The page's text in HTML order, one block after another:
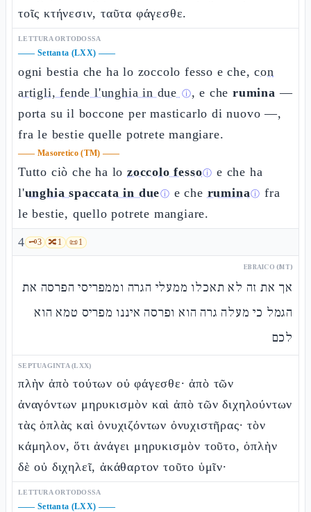
τοῖς κτήνεσιν, ταῦτα φάγεσθε.
LETTURA ORTODOSSA
—— Settanta (LXX) ——
ogni bestia che ha lo zoccolo fesso e che,con
artigli, fende l'unghia in due ⓘ, e cherumina —
porta su il boccone per masticarlo di nuovo —,
fra le bestie quelle potrete mangiare.
—— Masoretico (TM) ——
Tutto ciò che ha lo zoccolo fessoⓘ e che ha
l'unghia spaccata in dueⓘ e che ruminaⓘ fra
le bestie, quello potrete mangiare.
4 🗝️3 🔀1 📜1
EBRAICO (MT)
אך את זה לא תאכלו ממעלי הגרה וממפריסי הפרסה את
הגמל כי מעלה גרה הוא ופרסה איננו מפריס טמא הוא
לכם
SEPTUAGINTA (LXX)
πλὴν ἀπὸ τούτων οὐ φάγεσθε· ἀπὸ τῶν
ἀναγόντων μηρυκισμὸν καὶ ἀπὸ τῶν διχηλούντων
τὰς ὁπλὰς καὶ ὀνυχιζόντων ὀνυχιστῆρας· τὸν
κάμηλον, ὅτι ἀνάγει μηρυκισμὸν τοῦτο, ὁπλὴν
δὲ οὐ διχηλεῖ, ἀκάθαρτον τοῦτο ὑμῖν·
LETTURA ORTODOSSA
—— Settanta (LXX) ——